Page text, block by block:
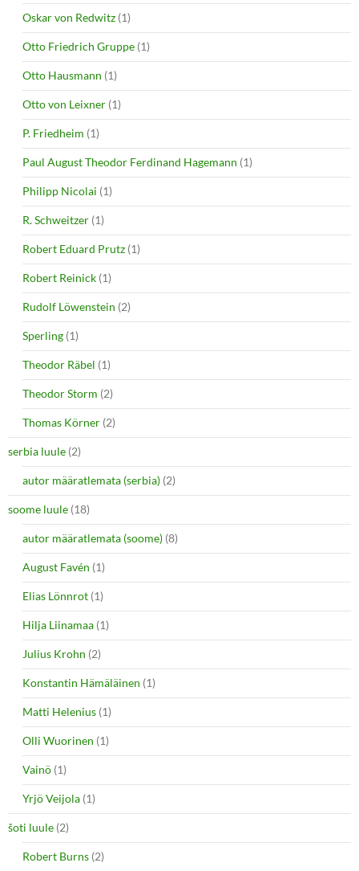
Oskar von Redwitz (1)
Otto Friedrich Gruppe (1)
Otto Hausmann (1)
Otto von Leixner (1)
P. Friedheim (1)
Paul August Theodor Ferdinand Hagemann (1)
Philipp Nicolai (1)
R. Schweitzer (1)
Robert Eduard Prutz (1)
Robert Reinick (1)
Rudolf Löwenstein (2)
Sperling (1)
Theodor Räbel (1)
Theodor Storm (2)
Thomas Körner (2)
serbia luule (2)
autor määratlemata (serbia) (2)
soome luule (18)
autor määratlemata (soome) (8)
August Favén (1)
Elias Lönnrot (1)
Hilja Liinamaa (1)
Julius Krohn (2)
Konstantin Hämäläinen (1)
Matti Helenius (1)
Olli Wuorinen (1)
Vainö (1)
Yrjö Veijola (1)
šoti luule (2)
Robert Burns (2)